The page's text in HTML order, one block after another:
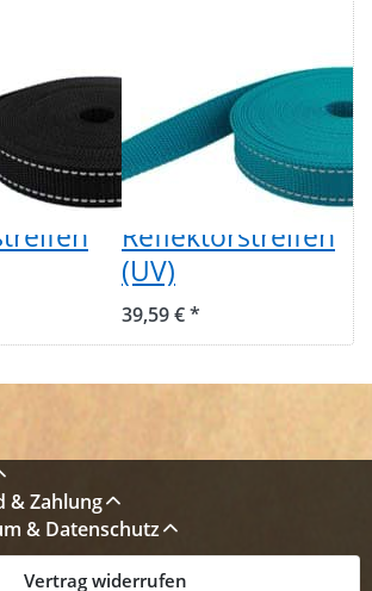
-
-
Gurtband -
25mm breit -
1,4mm stark -
Reflektorstreifen
(UV)
39,59 € *
& Zahlung
& Datenschutz
Vertrag widerrufen